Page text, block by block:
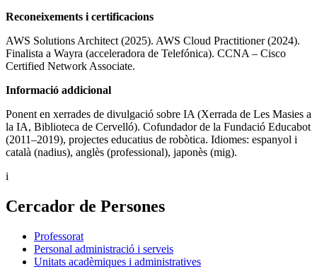
Reconeixements i certificacions
AWS Solutions Architect (2025). AWS Cloud Practitioner (2024).
Finalista a Wayra (acceleradora de Telefónica). CCNA – Cisco
Certified Network Associate.
Informació addicional
Ponent en xerrades de divulgació sobre IA (Xerrada de Les Masies a
la IA, Biblioteca de Cervelló). Cofundador de la Fundació Educabot
(2011–2019), projectes educatius de robòtica. Idiomes: espanyol i
català (nadius), anglès (professional), japonès (mig).
i
Cercador de Persones
Professorat
Personal administració i serveis
Unitats acadèmiques i administratives